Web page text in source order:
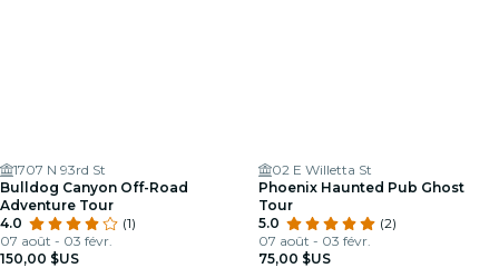
1707 N 93rd St
Bulldog Canyon Off-Road
Adventure Tour
4.0
(1)
07 août - 03 févr.
150,00 $US
02 E Willetta St
Phoenix Haunted Pub Ghost
Tour
5.0
(2)
07 août - 03 févr.
75,00 $US